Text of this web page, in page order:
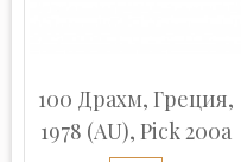
100 Драхм, Греция,
1978 (AU), Pick 200a